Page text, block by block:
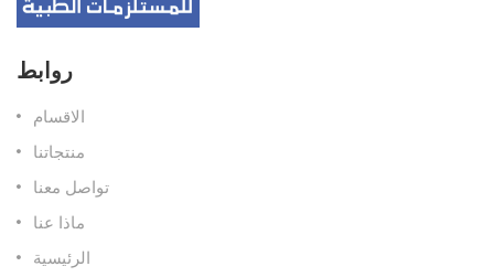
روابط
الاقسام
منتجاتنا
تواصل معنا
ماذا عنا
الرئيسية